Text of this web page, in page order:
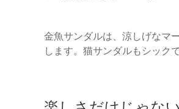
金魚サンダルは、涼しげなマ
します。猫サンダルもシック